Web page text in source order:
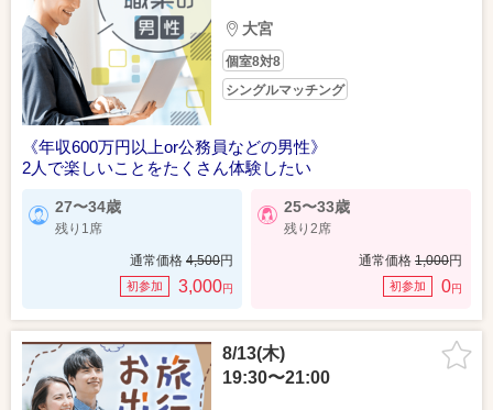
大宮
個室8対8
シングルマッチング
《年収600万円以上or公務員などの男性》
2人で楽しいことをたくさん体験したい
27〜34歳
残り1席
通常価格 4,500円
初参加 3,000円
25〜33歳
残り2席
通常価格 1,000円
初参加 0円
8/13(木)
19:30〜21:00